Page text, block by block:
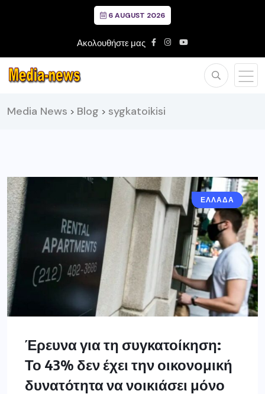
6 AUGUST 2026
Ακολουθήστε μας
Media News > Blog > sygkatoikisi
ΕΛΛΑΔΑ
Έρευνα για τη συγκατοίκηση:
Το 43% δεν έχει την οικονομική
δυνατότητα να νοικιάσει μόνο